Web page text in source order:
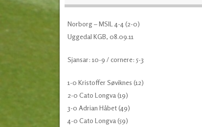
Norborg – MSIL 4-4 (2-0)
Uggedal KGB, 08.09.11
Sjansar: 10-9 / cornere: 5-3
1-0 Kristoffer Søviknes (12)
2-0 Cato Longva (19)
3-0 Adrian Håbet (49)
4-0 Cato Longva (59)